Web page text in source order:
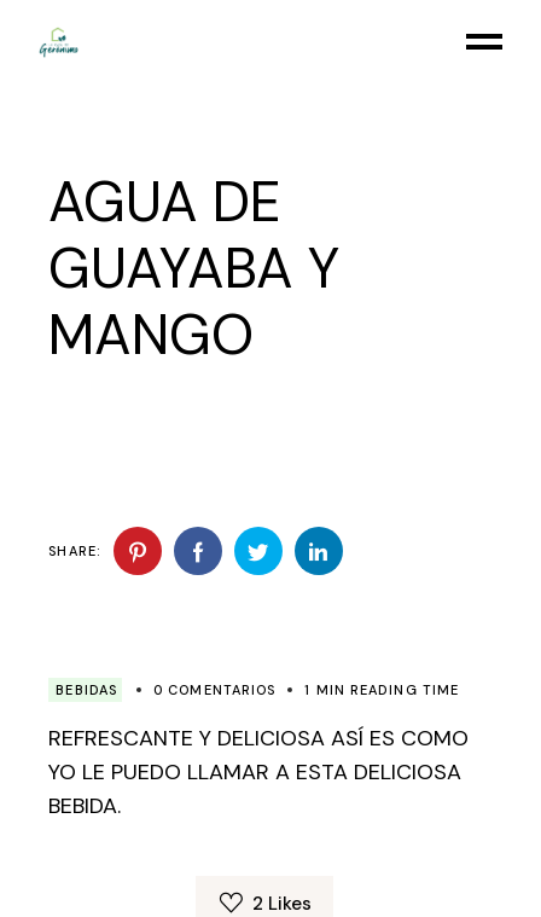
AGUA DE
GUAYABA Y
MANGO
SHARE:
BEBIDAS 0 COMENTARIOS 1 MIN READING TIME
REFRESCANTE Y DELICIOSA ASÍ ES COMO
YO LE PUEDO LLAMAR A ESTA DELICIOSA
BEBIDA.
2 Likes